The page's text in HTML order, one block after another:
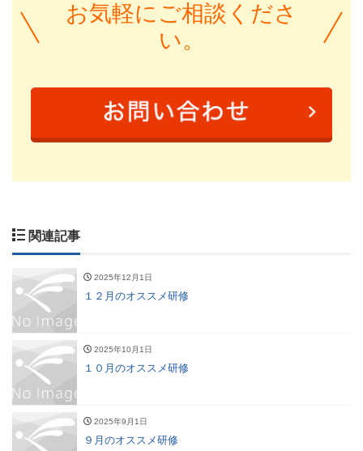
お気軽にご相談くださ
い。
関連記事
2025年12月1日
１２月のオススメ研修
2025年10月1日
１０月のオススメ研修
2025年9月1日
９月のオススメ研修